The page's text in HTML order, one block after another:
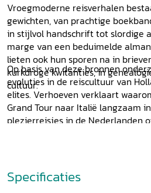
Vroegmoderne reisverhalen
gewichten, van prachtige
in stijlvol handschrift tot slordige
marge van een beduimelde
lieten ook hun sporen na in
kurkdroge kwitanties, in
cultuur.
Op basis van deze bronnen
evoluties in de reiscultuur van
elites. Verhoeven verklaart
Grand Tour naar Italië langzaam
plezierreisjes in de Nederlanden
zien welke sociale groepen de
Rome of Berlijn en wat hen
staarden op Italiaanse
en belegeringen herdachten, door
Specificaties